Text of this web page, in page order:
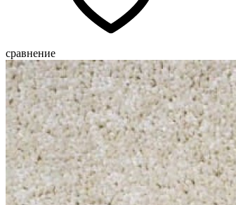
сравнение